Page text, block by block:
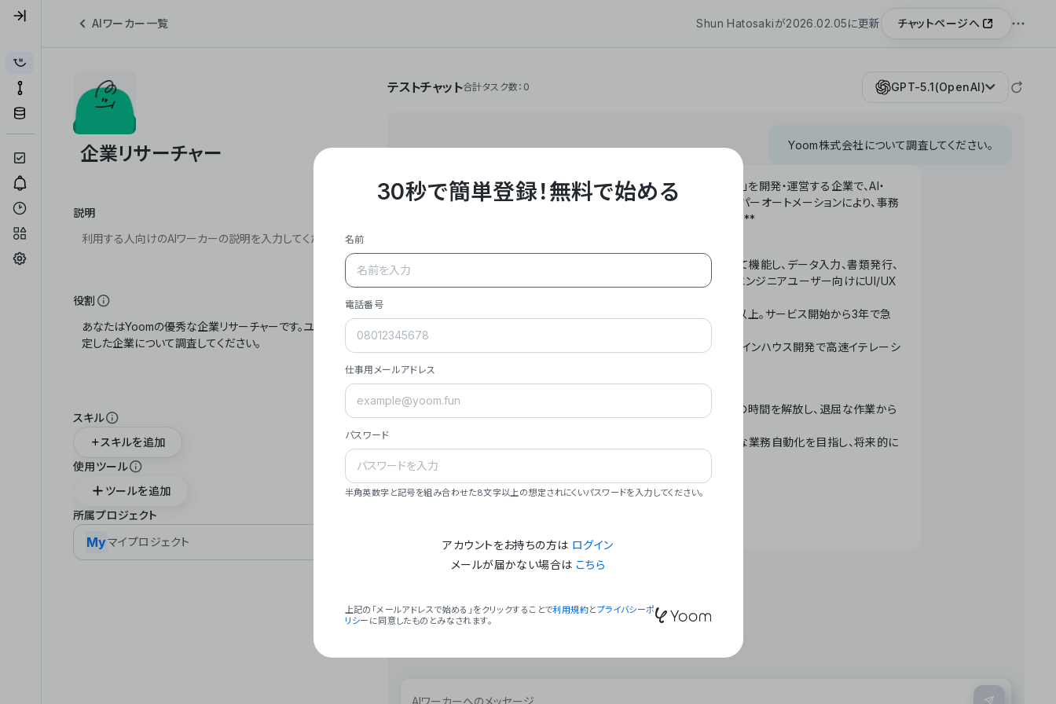
AIワーカー一覧 Shun Hatosakiが2026.02.05に更新 チャットページへ
説明
役割
スキル
スキルを追加
使用ツール
ツールを追加
所属プロジェクト
Myマイプロジェクト
テストチャット合計タスク数：0 GPT-5.1(OpenAI)
Yoom株式会社について調査してください。
**Yoom株式会社は、ビジネスオートメーションSaaS「Yoom」を開発・運営する企業で、AI・
API・RPA・OCRなどの技術をノーコードで組み合わせたハイパーオートメーションにより、事務
作業やデスクワークを自動化するサービスを提供しています。**
- **主力プロダクト「Yoom」**: SaaS連携データベースとして機能し、データ入力、書類発行、
メール対応、請求書処理、日報作成などの業務を自動化。非エンジニアユーザー向けにUI/UX
- **実績**: 国内利用社数20,000社超、直近成長率300%以上。サービス開始から3年で急
- **強み**: すべての自動化技術を1プラットフォームで完結。インハウス開発で高速イテレーシ
- **ミッション**: 「We Make Time」 – テクノロジーで人々の時間を解放し、退屈な作業から
- **ビジョン**: 「Global Business Automation」 – 世界的な業務自動化を目指し、将来的に
### 会社概要
30秒で簡単登録！無料で始める
名前
電話番号
仕事用メールアドレス
パスワード
半角英数字と記号を組み合わせた8文字以上の想定されにくいパスワードを入力してください。
アカウントをお持ちの方は ログイン
メールが届かない場合は こちら
上記の「メールアドレスで始める」をクリックすることで利用規約とプライバシーポ
リシー に同意したものとみなされます。